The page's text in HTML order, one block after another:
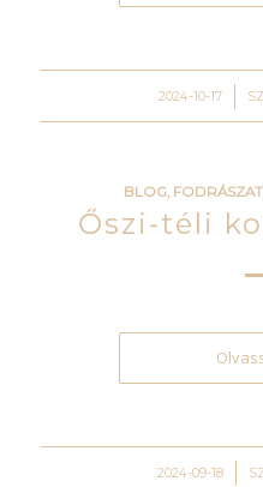
2024-10-17
/
BLOG,
Őszi-téli
2024-09-18
/